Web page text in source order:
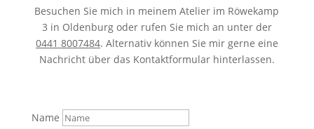
Besuchen Sie mich in meinem Atelier im Röwekamp
3 in Oldenburg oder rufen Sie mich an unter der
0441 8007484. Alternativ können Sie mir gerne eine
Nachricht über das Kontaktformular hinterlassen.
Name